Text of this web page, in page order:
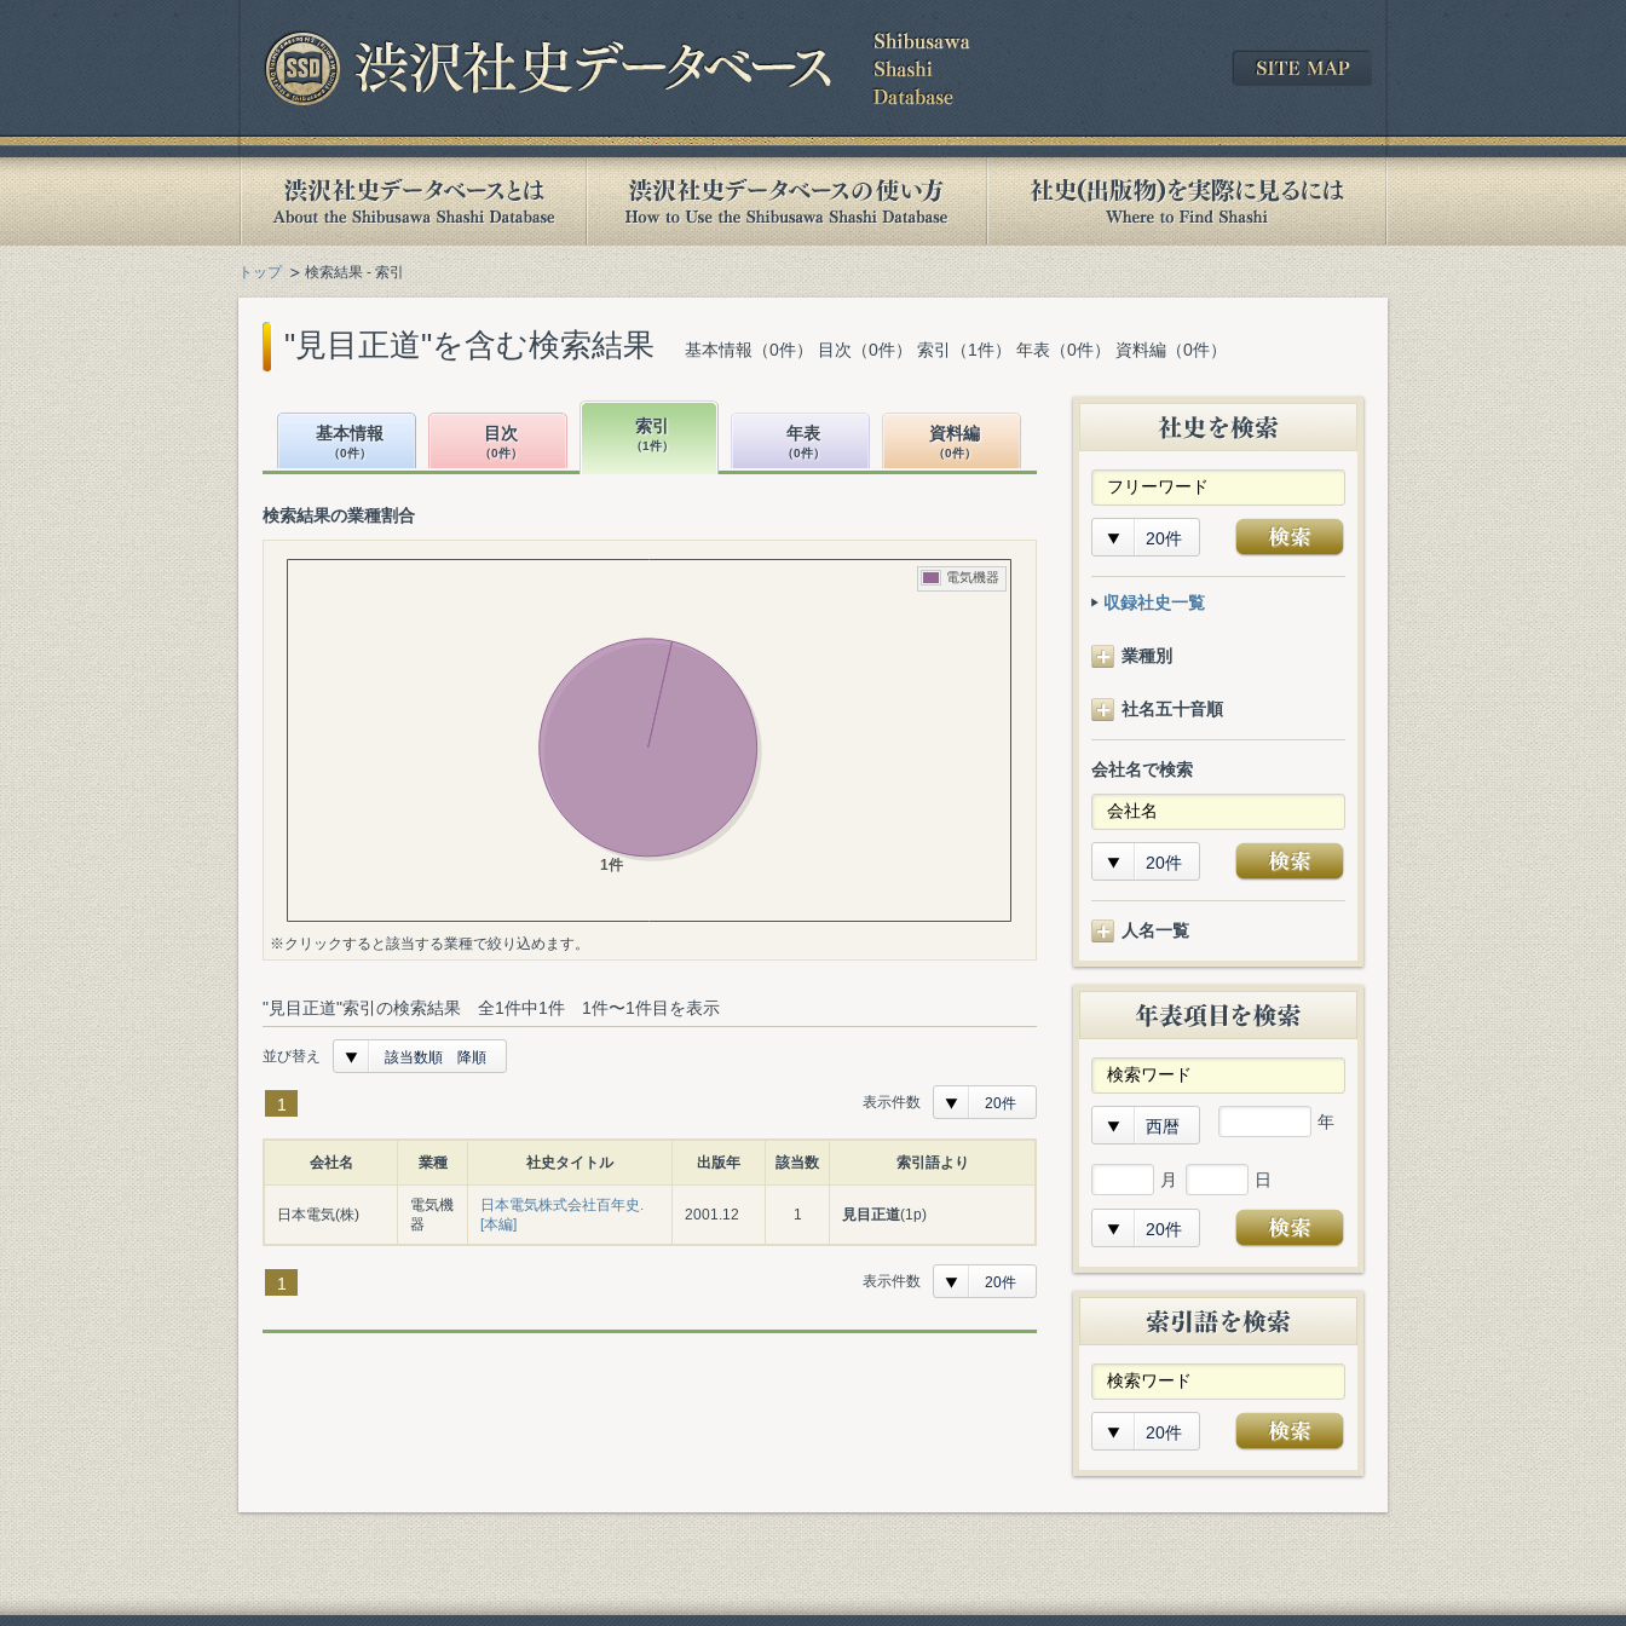
トップ 検索結果 - 索引
"見目正道"を含む検索結果 基本情報（0件） 目次（0件） 索引（1件） 年表（0件） 資料編（0件）
基本情報
（0件）
目次
（0件）
索引
（1件）
年表
（0件）
資料編
（0件）
検索結果の業種割合
※クリックすると該当する業種で絞り込めます。
"見目正道"索引の検索結果 全1件中1件 1件〜1件目を表示
並び替え 該当数順 降順
1 表示件数 20件
会社名 業種 社史タイトル 出版年 該当数 索引語より
日本電気(株)
電気機
器
日本電気株式会社百年史.
[本編]
2001.12 1 見目正道(1p)
1 表示件数 20件
20件
収録社史一覧
業種別
社名五十音順
会社名で検索
20件
人名一覧
西暦 年
月 日
20件
20件